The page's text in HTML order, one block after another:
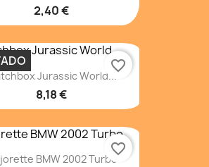
2,40 €
Jurassic World...
8,18 €
favorite_border
BMW 2002 Turbo
favorite_border